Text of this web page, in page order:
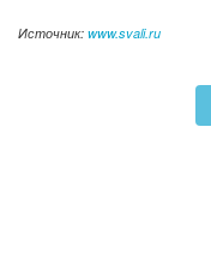
Источник: www.svali.ru